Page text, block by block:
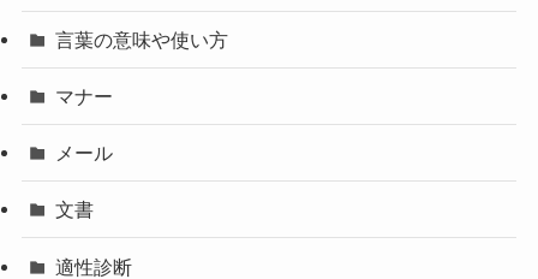
言葉の意味や使い方
マナー
メール
文書
適性診断